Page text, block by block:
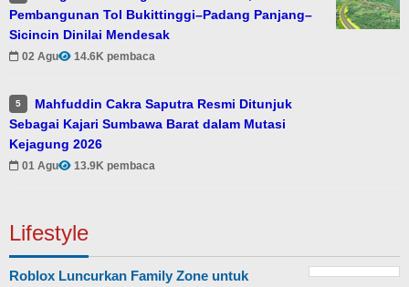
Pembangunan Tol Bukittinggi–Padang Panjang–
Sicincin Dinilai Mendesak
02 Agu 14.6K pembaca
5
Mahfuddin Cakra Saputra Resmi Ditunjuk
Sebagai Kajari Sumbawa Barat dalam Mutasi
Kejagung 2026
01 Agu 13.9K pembaca
Lifestyle
Roblox Luncurkan Family Zone untuk